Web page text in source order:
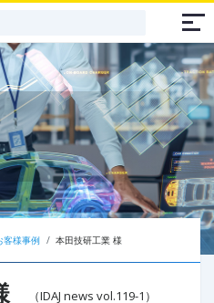
客様事例 本田技研工業 様
（IDAJ news vol.119-1）